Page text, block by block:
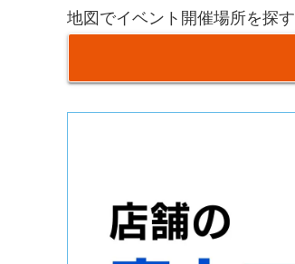
地図でイベント開催場所を探す